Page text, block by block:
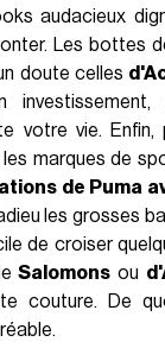
audacieux
Les bottes
doute celles
votre vie.
marques de
de Puma
les grosses
de croiser
Salomons ou
couture. De